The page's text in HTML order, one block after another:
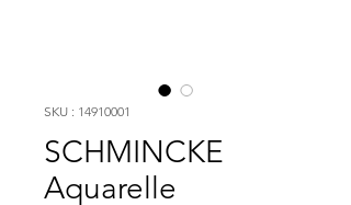
SKU : 14910001
SCHMINCKE
Aquarelle